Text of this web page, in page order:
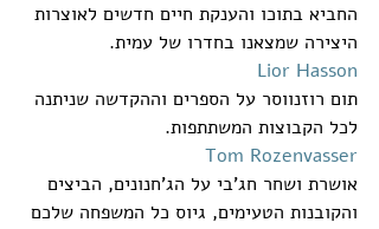
החביא בתוכו והענקת חיים חדשים לאוצרות
היצירה שמצאנו בחדרו של עמית.
Lior Hasson
תום רוזנווסר על הספרים וההקדשה שניתנה
לכל הקבוצות המשתתפות.
Tom Rozenvasser
אושרת ושחר חג'בי על הג'חנונים, הביצים
והקובנות הטעימים, גיוס כל המשפחה שלכם